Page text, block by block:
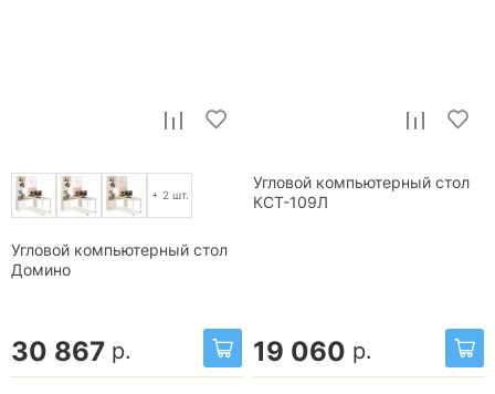
+ 2 шт.
Угловой компьютерный стол
Домино
30 867 р.
Угловой компьютерный стол
КСТ-109Л
19 060 р.